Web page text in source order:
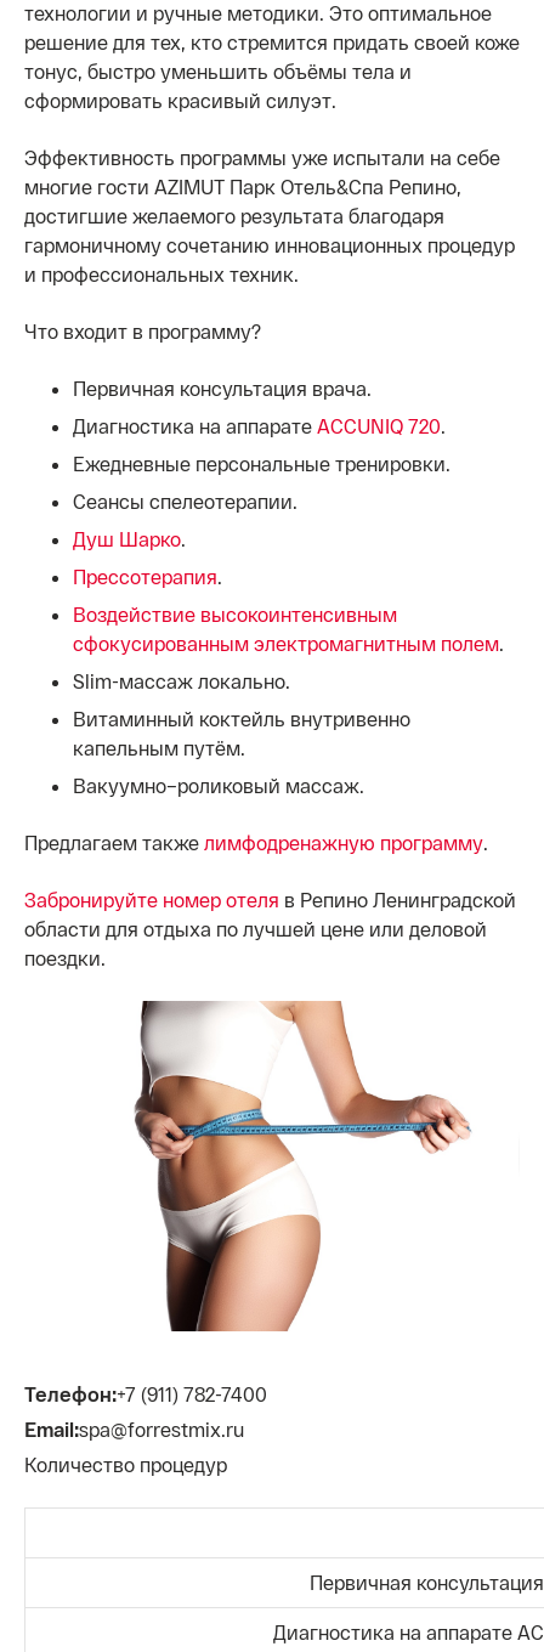
технологии и ручные методики. Это оптимальное
решение для тех, кто стремится придать своей коже
тонус, быстро уменьшить объёмы тела и
сформировать красивый силуэт.
Эффективность программы уже испытали на себе
многие гости AZIMUT Парк Отель&Спа Репино,
достигшие желаемого результата благодаря
гармоничному сочетанию инновационных процедур
и профессиональных техник.
Что входит в программу?
Первичная консультация врача.
Диагностика на аппарате ACCUNIQ 720.
Ежедневные персональные тренировки.
Сеансы спелеотерапии.
Душ Шарко.
Прессотерапия.
Воздействие высокоинтенсивным
сфокусированным электромагнитным полем.
Slim-массаж локально.
Витаминный коктейль внутривенно
капельным путём.
Вакуумно–роликовый массаж.
Предлагаем также лимфодренажную программу.
Забронируйте номер отеля в Репино Ленинградской
области для отдыха по лучшей цене или деловой
поездки.
Телефон:+7 (911) 782-7400
Email:spa@forrestmix.ru
Количество процедур
Первичная
Диагностика на аппарате